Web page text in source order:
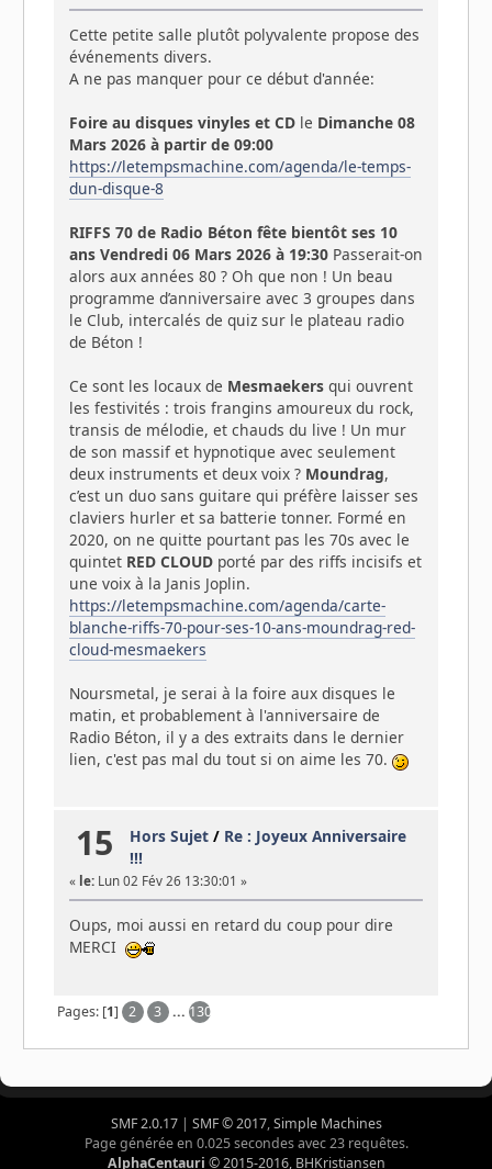
Cette petite salle plutôt polyvalente propose des
événements divers.
A ne pas manquer pour ce début d'année:
Foire au disques vinyles et CDle Dimanche 08
Mars 2026 à partir de 09:00
https://letempsmachine.com/agenda/le-temps-
dun-disque-8
RIFFS 70 de Radio Béton fête bientôt ses 10
ans Vendredi 06 Mars 2026 à 19:30Passerait-on
alors aux années 80 ? Oh que non ! Un beau
programme d’anniversaire avec 3 groupes dans
le Club, intercalés de quiz sur le plateau radio
de Béton !
Ce sont les locaux de Mesmaekersqui ouvrent
les festivités : trois frangins amoureux du rock,
transis de mélodie, et chauds du live ! Un mur
de son massif et hypnotique avec seulement
deux instruments et deux voix ? Moundrag,
c’est un duo sans guitare qui préfère laisser ses
claviers hurler et sa batterie tonner. Formé en
2020, on ne quitte pourtant pas les 70s avec le
quintet RED CLOUDporté par des riffs incisifs et
une voix à la Janis Joplin.
https://letempsmachine.com/agenda/carte-
blanche-riffs-70-pour-ses-10-ans-moundrag-red-
cloud-mesmaekers
Noursmetal, je serai à la foire aux disques le
matin, et probablement à l'anniversaire de
Radio Béton, il y a des extraits dans le dernier
lien, c'est pas mal du tout si on aime les 70.
15 Hors Sujet / Re : Joyeux Anniversaire
!!!
« le:Lun 02 Fév 26 13:30:01 »
Oups, moi aussi en retard du coup pour dire
MERCI
Pages: [1] 2 3 ... 130
SMF 2.0.17| SMF © 2017,Simple Machines
Page générée en 0.025 secondes avec 23 requêtes.
AlphaCentauri © 2015-2016, BHKristiansen